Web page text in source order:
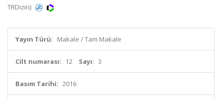
TRDizin)
Yayın Türü: Makale / Tam Makale
Cilt numarası: 12 Sayı: 3
Basım Tarihi: 2016